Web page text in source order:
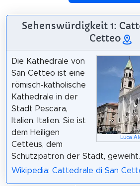
Sehenswürdigkeit 1:
Cetteo
Luca
Die Kathedrale von
San Cetteo ist eine
römisch-katholische
Kathedrale in der
Stadt Pescara,
Italien, Italien. Sie ist
dem Heiligen
Cetteus, dem
Schutzpatron der Stadt, geweiht.
Wikipedia: Cattedrale di San